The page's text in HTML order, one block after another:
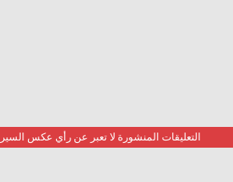
التعليقات المنشورة لا تعبر عن رأي عكس